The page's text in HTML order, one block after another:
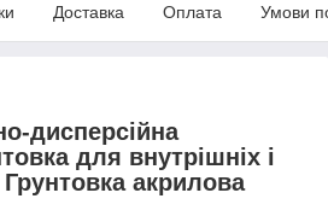
Доставка Оплата Умови
дисперсійна
для внутрішніх і
Грунтовка акрилова